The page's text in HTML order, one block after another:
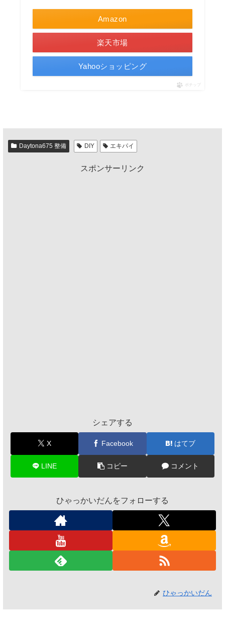
Amazon
楽天市場
Yahooショッピング
ポチップ
Daytona675 整備 DIY エキパイ
スポンサーリンク
シェアする
X Facebook はてブ
LINE コピー コメント
ひゃっかいだんをフォローする
ひゃっかいだん